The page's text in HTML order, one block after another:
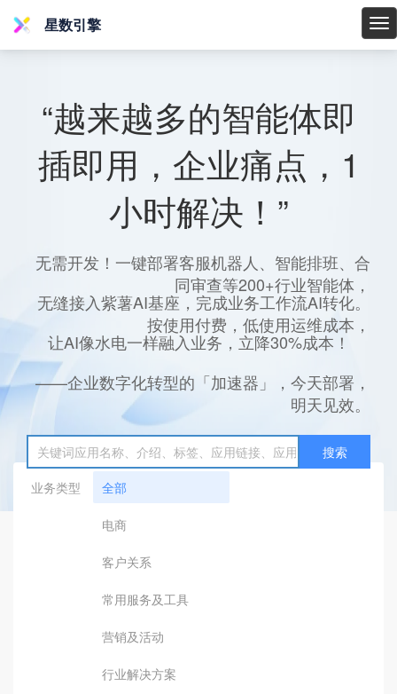
星
星数引擎
“越来越多的智能体即
插即用，企业痛点，1
小时解决！”
无需开发！一键部署客服机器人、智能排班、合
同审查等200+行业智能体，
无缝接入紫薯AI基座，完成业务工作流AI转化。
按使用付费，低使用运维成本，
让AI像水电一样融入业务，立降30%成本！
——企业数字化转型的「加速器」，今天部署，
明天见效。
搜索
业务类型
全部
电商
客户关系
常用服务及工具
营销及活动
行业解决方案